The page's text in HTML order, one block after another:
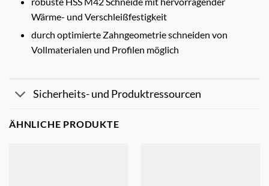
Wärme- und Verschleißfestigkeit
durch optimierte Zahngeometrie schneiden von
Vollmaterialen und Profilen möglich
Sicherheits- und Produktressourcen
ÄHNLICHE PRODUKTE